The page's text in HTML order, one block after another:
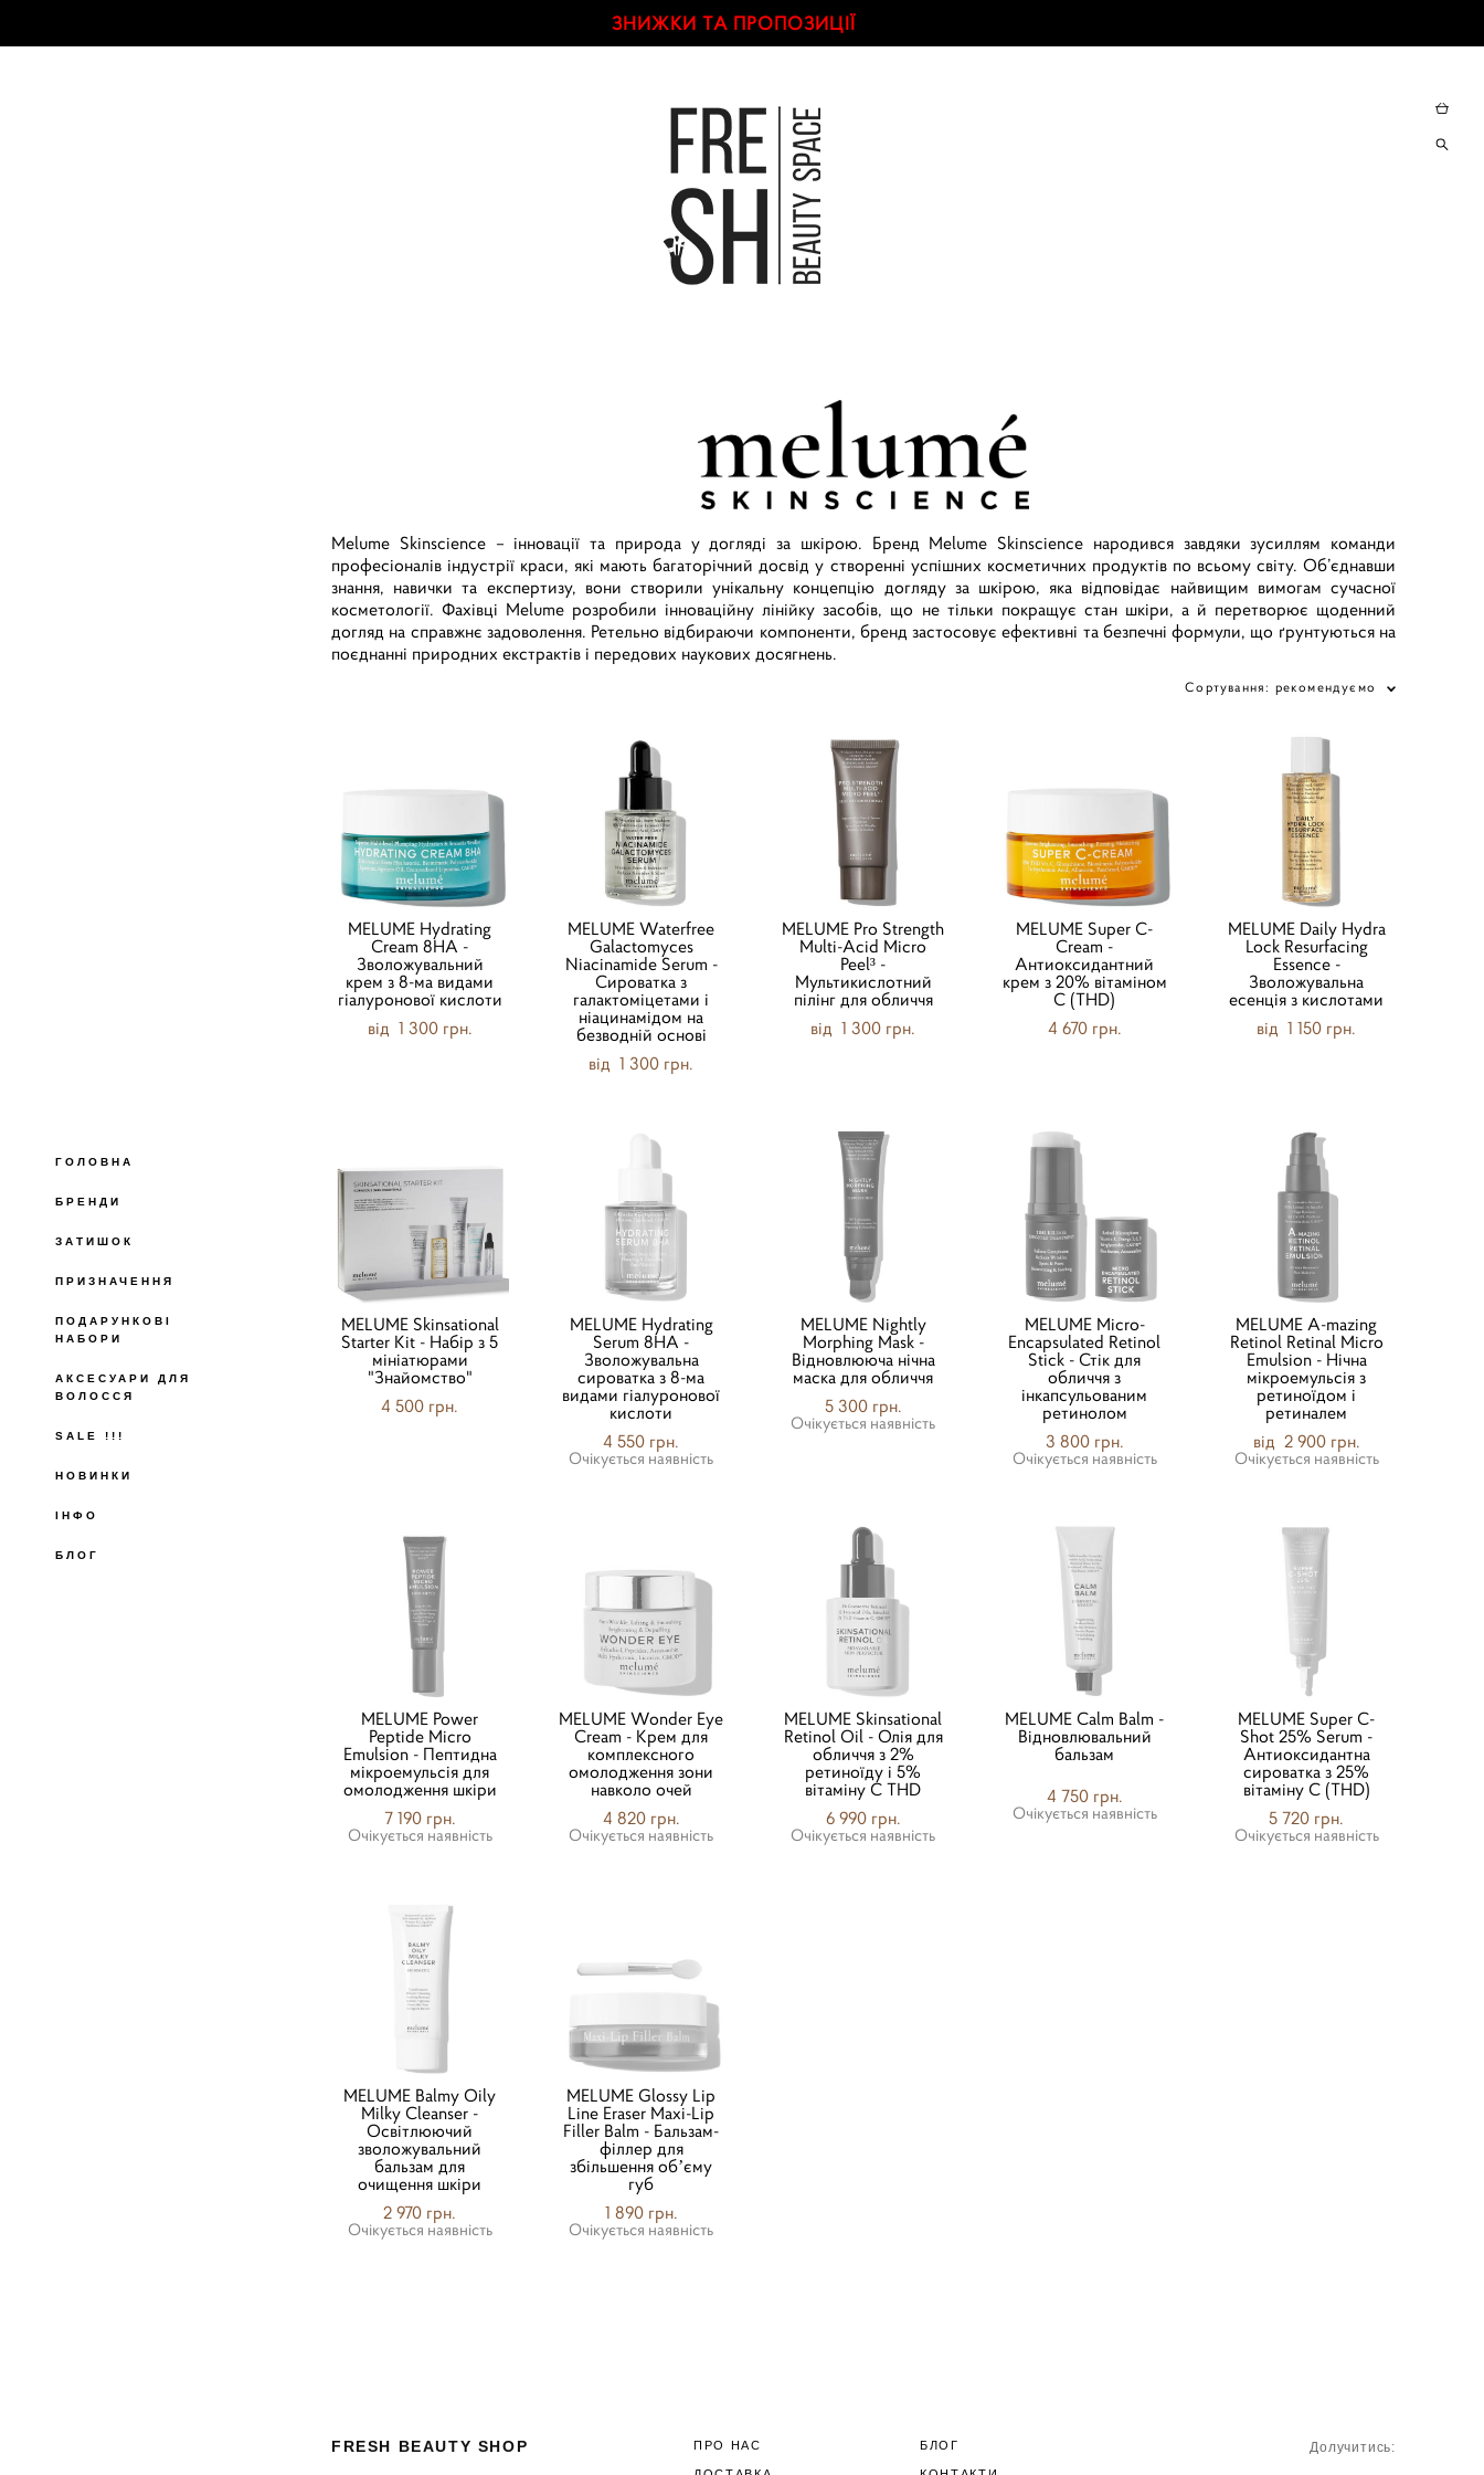
ЗНИЖКИ ТА ПРОПОЗИЦІЇ
ГОЛОВНА
БРЕНДИ
ЗАТИШОК
ПРИЗНАЧЕННЯ
ПОДАРУНКОВІ
НАБОРИ
АКСЕСУАРИ ДЛЯ
ВОЛОССЯ
SALE !!!
НОВИНКИ
ІНФО
БЛОГ
Melume Skinscience – інновації та природа у догляді за шкірою. Бренд Melume Skinscience народився завдяки зусиллям команди
професіоналів індустрії краси, які мають багаторічний досвід у створенні успішних косметичних продуктів по всьому світу. Об’єднавши
знання, навички та експертизу, вони створили унікальну концепцію догляду за шкірою, яка відповідає найвищим вимогам сучасної
косметології. Фахівці Melume розробили інноваційну лінійку засобів, що не тільки покращує стан шкіри, а й перетворює щоденний
догляд на справжнє задоволення. Ретельно відбираючи компоненти, бренд застосовує ефективні та безпечні формули, що ґрунтуються на
поєднанні природних екстрактів і передових наукових досягнень.
Сортування: рекомендуємо
MELUME Hydrating
Cream 8HA -
Зволожувальний
крем з 8-ма видами
гіалуронової кислоти
від 1 300 грн.
MELUME Hydrating
Serum 8HA -
Зволожувальна
сироватка з 8-ма
видами гіалуронової
кислоти
4 550 грн.
Очікується наявність
MELUME Nightly
Morphing Mask -
Відновлююча нічна
маска для обличчя
5 300 грн.
Очікується наявність
MELUME Micro-
Encapsulated Retinol
Stick - Стік для
обличчя з
інкапсульованим
ретинолом
3 800 грн.
Очікується наявність
MELUME A-mazing
Retinol Retinal Micro
Emulsion - Нічна
мікроемульсія з
ретиноїдом і
ретиналем
від 2 900 грн.
Очікується наявність
MELUME Waterfree
Galactomyces
Niacinamide Serum -
Сироватка з
галактоміцетами і
ніацинамідом на
безводній основі
від 1 300 грн.
MELUME Power
Peptide Micro
Emulsion - Пептидна
мікроемульсія для
омолодження шкіри
7 190 грн.
Очікується наявність
MELUME Wonder Eye
Cream - Крем для
комплексного
омолодження зони
навколо очей
4 820 грн.
Очікується наявність
MELUME Skinsational
Retinol Oil - Олія для
обличчя з 2%
ретиноїду і 5%
вітаміну С THD
6 990 грн.
Очікується наявність
MELUME Calm Balm -
Відновлювальний
бальзам
4 750 грн.
Очікується наявність
MELUME Pro Strength
Multi-Acid Micro
Peel³ -
Мультикислотний
пілінг для обличчя
від 1 300 грн.
MELUME Super C-
Shot 25% Serum -
Антиоксидантна
сироватка з 25%
вітаміну С (THD)
5 720 грн.
Очікується наявність
MELUME Super C-
Cream -
Антиоксидантний
крем з 20% вітаміном
С (THD)
4 670 грн.
MELUME Balmy Oily
Milky Cleanser -
Освітлюючий
зволожувальний
бальзам для
очищення шкіри
2 970 грн.
Очікується наявність
MELUME Daily Hydra
Lock Resurfacing
Essence -
Зволожувальна
есенція з кислотами
від 1 150 грн.
MELUME Glossy Lip
Line Eraser Maxi-Lip
Filler Balm - Бальзам-
філлер для
збільшення обʼєму
губ
1 890 грн.
Очікується наявність
MELUME Skinsational
Starter Kit - Набір з 5
мініатюрами
"Знайомство"
4 500 грн.
FRESH BEAUTY SHOP ПРО НАС БЛОГ Долучитись: